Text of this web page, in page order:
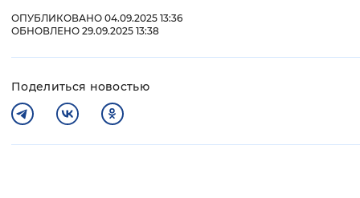
ОПУБЛИКОВАНО 04.09.2025 13:36
ОБНОВЛЕНО 29.09.2025 13:38
Поделиться новостью